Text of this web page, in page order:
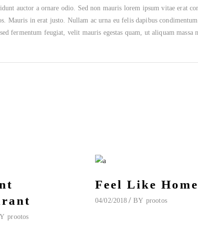
auctor a ornare odio. Sed non mauris lorem ipsum vitae erat
Mauris in erat justo. Nullam ac urna eu felis dapibus
fermentum feugiat, velit mauris egestas quam, ut aliquam massa
prootos
Feel Like Home
04/02/2018 BY prootos